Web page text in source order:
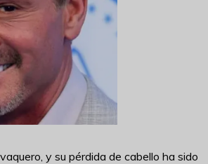
y su pérdida de cabello ha sido